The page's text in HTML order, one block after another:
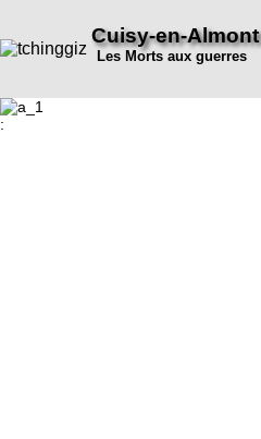
Cuisy-en-Almont
Les Morts aux guerres
: